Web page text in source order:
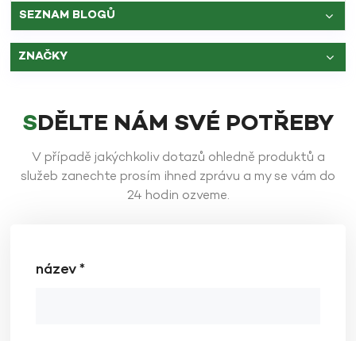
SEZNAM BLOGŮ
ZNAČKY
SDĚLTE NÁM SVÉ POTŘEBY
V případě jakýchkoliv dotazů ohledně produktů a
služeb zanechte prosím ihned zprávu a my se vám do
24 hodin ozveme.
název *